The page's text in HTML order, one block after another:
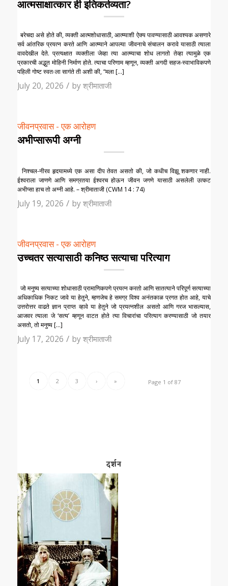
आत्मसाक्षात्कार ही इतिकर्तव्यता?
बरेचदा असे होते की, व्यक्ती आत्मशोधासाठी, आत्म्याशी ऐक्य पावण्यासाठी आवश्यक असणारे
सर्व आंतरिक प्रयत्न करते आणि आत्म्याने आपल्या जीवनाचे संचालन करावे यासाठी त्याला
वावदेखील देते. प्रत्यक्षात व्यक्तीला जेव्हा त्या आत्म्याचा शोध लागतो तेव्हा त्यामुळे एक
प्रकारची अद्भुत मोहिनी निर्माण होते. त्याचा परिणाम म्हणून, व्यक्ती अगदी सहज-स्वाभाविकपणे
पहिली गोष्ट स्वतःला सागंते ती अशी की, “मला […]
July 20, 2026 / byश्रीमाताजी
जीवनप्रवास - एक आरोहण
अभीप्सारूपी अग्नी
निश्चल-नीरव हृदयामध्ये एक असा दीप तेवत असतो की, जो कधीच विझू शकणार नाही.
ईश्वराला जाणणे आणि समग्रतया ईश्वर‌च होऊन जीवन जगणे यासाठी असलेली उत्कट
अभीप्सा हाच तो अग्नी आहे. – श्रीमाताजी (CWM 14 : 74)
July 19, 2026 / byश्रीमाताजी
जीवनप्रवास - एक आरोहण
उच्चतर सत्यासाठी कनिष्ठ सत्याचा परित्याग
जो मनुष्य सत्याच्या शोधासाठी प्रामाणिकपणे प्रयत्न करतो आणि सातत्याने परिपूर्ण सत्याच्या
अधिकाधिक निकट जावे या हेतुने, म्हणजेच हे समग्र विश्व अनंतकाळ प्रगत होत आहे, याचे
उत्तरोत्तर वाढते ज्ञान प्राप्त व्हावे या हेतुने जो प्रयत्नशील असतो आणि गरज भासल्यास,
आजवर त्याला जे ‘सत्य‌’ म्हणून वाटत होते त्या विचारांचा परित्याग करण्यासाठी जो तयार
असतो, तो मनुष्य […]
July 17, 2026 / byश्रीमाताजी
Page 1 of 87
1 2 3 › »
दर्शन